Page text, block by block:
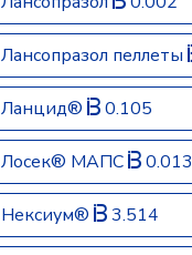
Лансопразол пеллеты
Ланцид® 0.105
Лосек® МАПС 0.013
Нексиум® 3.514